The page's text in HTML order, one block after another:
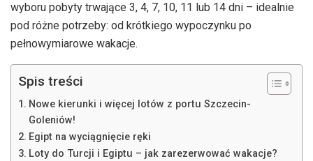
wyboru pobyty trwające 3, 4, 7, 10, 11 lub 14 dni – idealnie
pod różne potrzeby: od krótkiego wypoczynku po
pełnowymiarowe wakacje.
Spis treści
Nowe kierunki i więcej lotów z portu Szczecin-
Goleniów!
Egipt na wyciągnięcie ręki
Loty do Turcji i Egiptu – jak zarezerwować wakacje?